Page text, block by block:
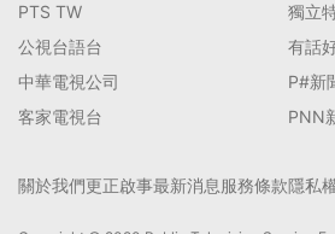
PTS TW
公視台語台
中華電視公司
客家電視台
獨立
有話
P#新
PNN
關於我們更正啟事最新消息服務條款隱私